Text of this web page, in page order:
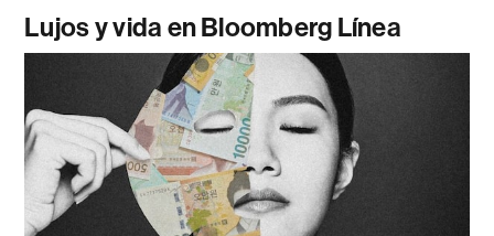
Lujos y vida en Bloomberg Línea